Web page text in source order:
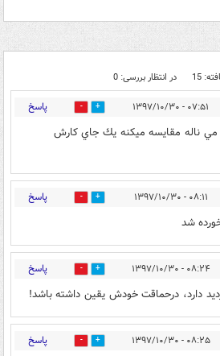
15 در انتظار بررسی: 0
۰۷:۵۱ - ۱۳۹۷/۱۰/۳۰ 9 پاسخ
ناله مقايسه ميكنه يك جاي كارش
۰۸:۱۱ - ۱۳۹۷/۱۰/۳۰ 10 پاسخ
شد
۰۸:۲۴ - ۱۳۹۷/۱۰/۳۰ 38 پاسخ
دارد، درحماقت خودش یقین داشته باشد!
۰۸:۲۵ - ۱۳۹۷/۱۰/۳۰ 6 پاسخ